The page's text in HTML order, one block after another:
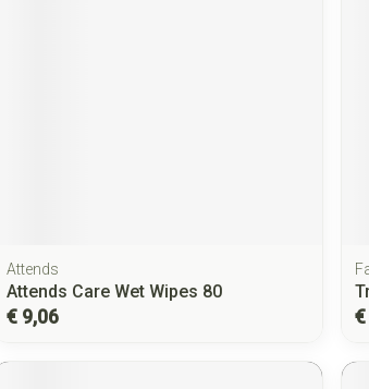
Attends
Attends Care Wet Wipes 80
€ 9,06